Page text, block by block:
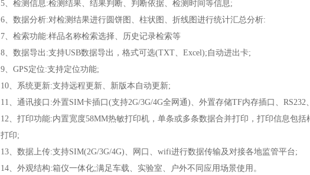
5、检测信息:检测结果、结果判断、判断依据、检测时间等信息;
6、数据分析:对检测结果进行圆饼图、柱状图、折线图进行统计汇总分析:
7、检索功能:样品名称检索选择、历史记录检索等
8、数据导出:支持USB数据导出，格式可选(TXT、Excel);自动进出卡;
9、GPS定位:支持定位功能;
10、系统更新:支持远程更新、新版本自动更新;
11、通讯接口:外置SIM卡插口(支持2G/3G/4G全网通)、外置存储TF内存插口、
12、打印功能:内置宽度58MM热敏打印机，单条或多条数据合并打印，打印信息包
打印;
13、数据上传:支持SIM(2G/3G/4G)、网口、wifi进行数据传输及对接各地监管平台;
14、外观结构:箱仪一体化;满足车载、实验室、户外不同应用场景使用。